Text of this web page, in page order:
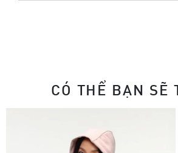
CÓ THỂ BẠN SẼ